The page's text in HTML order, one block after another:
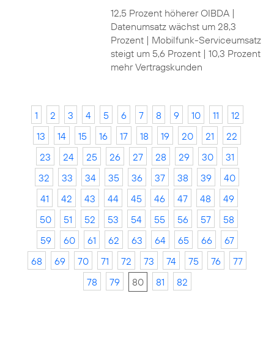
12,5 Prozent höherer OIBDA |
Datenumsatz wächst um 28,3
Prozent | Mobilfunk-Serviceumsatz
steigt um 5,6 Prozent | 10,3 Prozent
mehr Vertragskunden
1 2 3 4 5 6 7 8 9 10 11
12
13
14 15 16 17 18 19 20 21
22
23
24 25 26 27 28 29 30
31
32
33 34 35 36 37 38 39
40
41
42 43 44 45 46 47 48
49
50
51 52 53 54 55 56 57
58
59
60 61 62 63 64 65 66
67
68
69 70 71 72 73 74 75 76
77
78
79 80 81 82